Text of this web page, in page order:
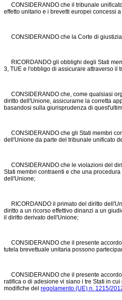
CONSIDERANDO che il tribunale
effetto unitario e i brevetti europei concessi
CONSIDERANDO che la Corte di
RICORDANDO gli obblighi degli Stati
3, TUE e l'obbligo di assicurare attraverso
CONSIDERANDO che, come qualsiasi
diritto dell'Unione, assicurarne la corretta
basandosi sulla giurisprudenza di
CONSIDERANDO che gli Stati membri
dell'Unione da parte del tribunale unificato
CONSIDERANDO che le violazioni del
Stati membri contraenti e che una
dell'Unione;
RICORDANDO il primato del diritto
diritto a un ricorso effettivo dinanzi a un
il diritto derivato dell'Unione;
CONSIDERANDO che il presente
tutela brevettuale unitaria possono
CONSIDERANDO che il presente
ratifica o di adesione vi siano i tre Stati in
modifiche del regolamento (UE) n. 1215/